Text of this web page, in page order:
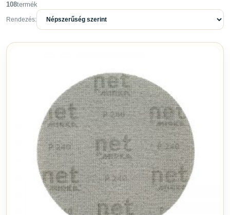
Szűrők
KATEGÓRIA
Kiegészítők
Polírozás
Ragasztók és tömítők
Szerszámok
Tisztítószerek
Töltőanyagok
108termék
Rendezés: